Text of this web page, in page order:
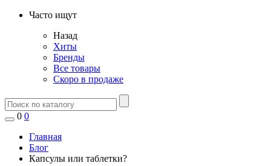
Часто ищут
Назад
Хиты
Бренды
Все товары
Скоро в продаже
0 0
Главная
Блог
Капсулы или таблетки?